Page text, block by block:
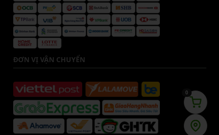
ĐƠN VỊ VẬN CHUYỂN
0